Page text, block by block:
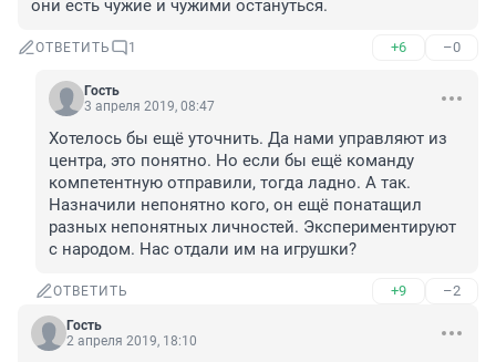
они есть чужие и чужими остануться.
ОТВЕТИТЬ 1 +6 –0
Гость
3 апреля 2019, 08:47
Хотелось бы ещё уточнить. Да нами управляют из
центра, это понятно. Но если бы ещё команду
компетентную отправили, тогда ладно. А так.
Назначили непонятно кого, он ещё понатащил
разных непонятных личностей. Экспериментируют
с народом. Нас отдали им на игрушки?
ОТВЕТИТЬ +9 –2
Гость
2 апреля 2019, 18:10